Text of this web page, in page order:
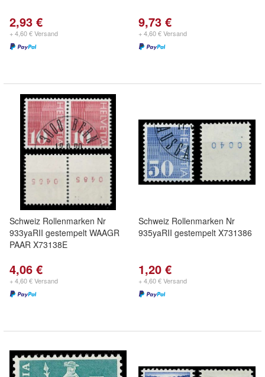
2,93 €
+ 4,60 € Versand
9,73 €
+ 4,60 € Versand
Schweiz Rollenmarken Nr
933yaRII gestempelt WAAGR
PAAR X73138E
4,06 €
+ 4,60 € Versand
Schweiz Rollenmarken Nr
935yaRII gestempelt X731386
1,20 €
+ 4,60 € Versand